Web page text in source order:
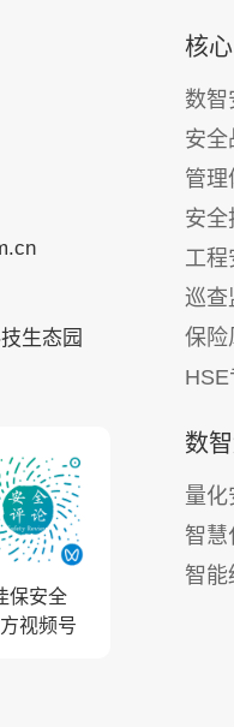
、“生态化
源、交通运
，帮助企业
管控不到
化工企业，
分级、隐患
，依托数字
全培训覆盖
。不仅为
驱动安全，
，持续提升
的双赢。
行业特征
标制定；
划落地。
型，通过
提升空间
定提供科学依据。 经
规划”类
安全文化
EHS管理
生态园
保安全
视频号
核
数智
安全
管理
安全
工程
巡查
保险
数
量化
智慧
智能